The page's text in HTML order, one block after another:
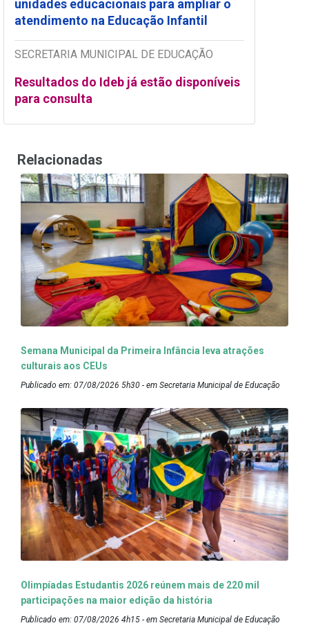
unidades educacionais para ampliar o
atendimento na Educação Infantil
SECRETARIA MUNICIPAL DE EDUCAÇÃO
Resultados do Ideb já estão disponíveis
para consulta
Relacionadas
Semana Municipal da Primeira Infância leva atrações
culturais aos CEUs
Publicado em: 07/08/2026 5h30 - em Secretaria Municipal de Educação
Olimpíadas Estudantis 2026 reúnem mais de 220 mil
participações na maior edição da história
Publicado em: 07/08/2026 4h15 - em Secretaria Municipal de Educação